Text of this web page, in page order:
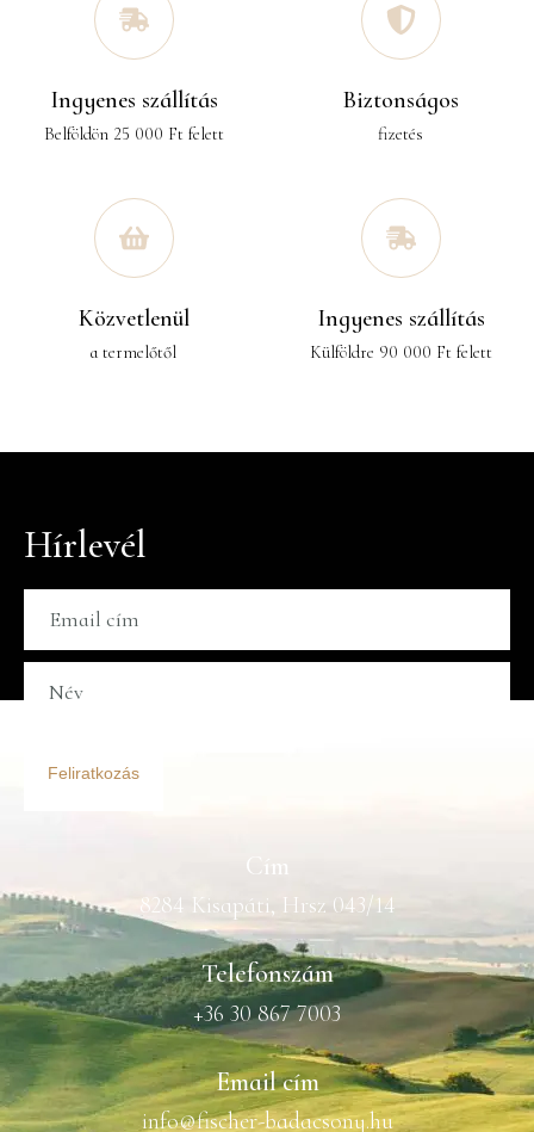
Ingyenes szállítás
Belföldön 25 000 Ft felett
Biztonságos
fizetés
Közvetlenül
a termelőtől
Ingyenes szállítás
Külföldre 90 000 Ft felett
Hírlevél
Feliratkozás
Cím
8284 Kisapáti, Hrsz 043/14
Telefonszám
+36 30 867 7003
Email cím
info@fischer-badacsony.hu